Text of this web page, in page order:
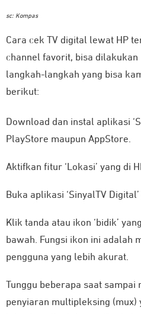
sc: Kompas
Cara cek TV digital lewat HP
channel favorit, bisa
langkah-langkah yang bisa
berikut:
Download dan instal aplikasi
PlayStore maupun AppStore.
Aktifkan fitur ‘Lokasi’ yang di
Buka aplikasi ‘SinyalTV
Klik tanda atau ikon ‘bidik’
bawah. Fungsi ikon ini adalah
pengguna yang lebih akurat.
Tunggu beberapa saat
penyiaran multipleksing (mux)